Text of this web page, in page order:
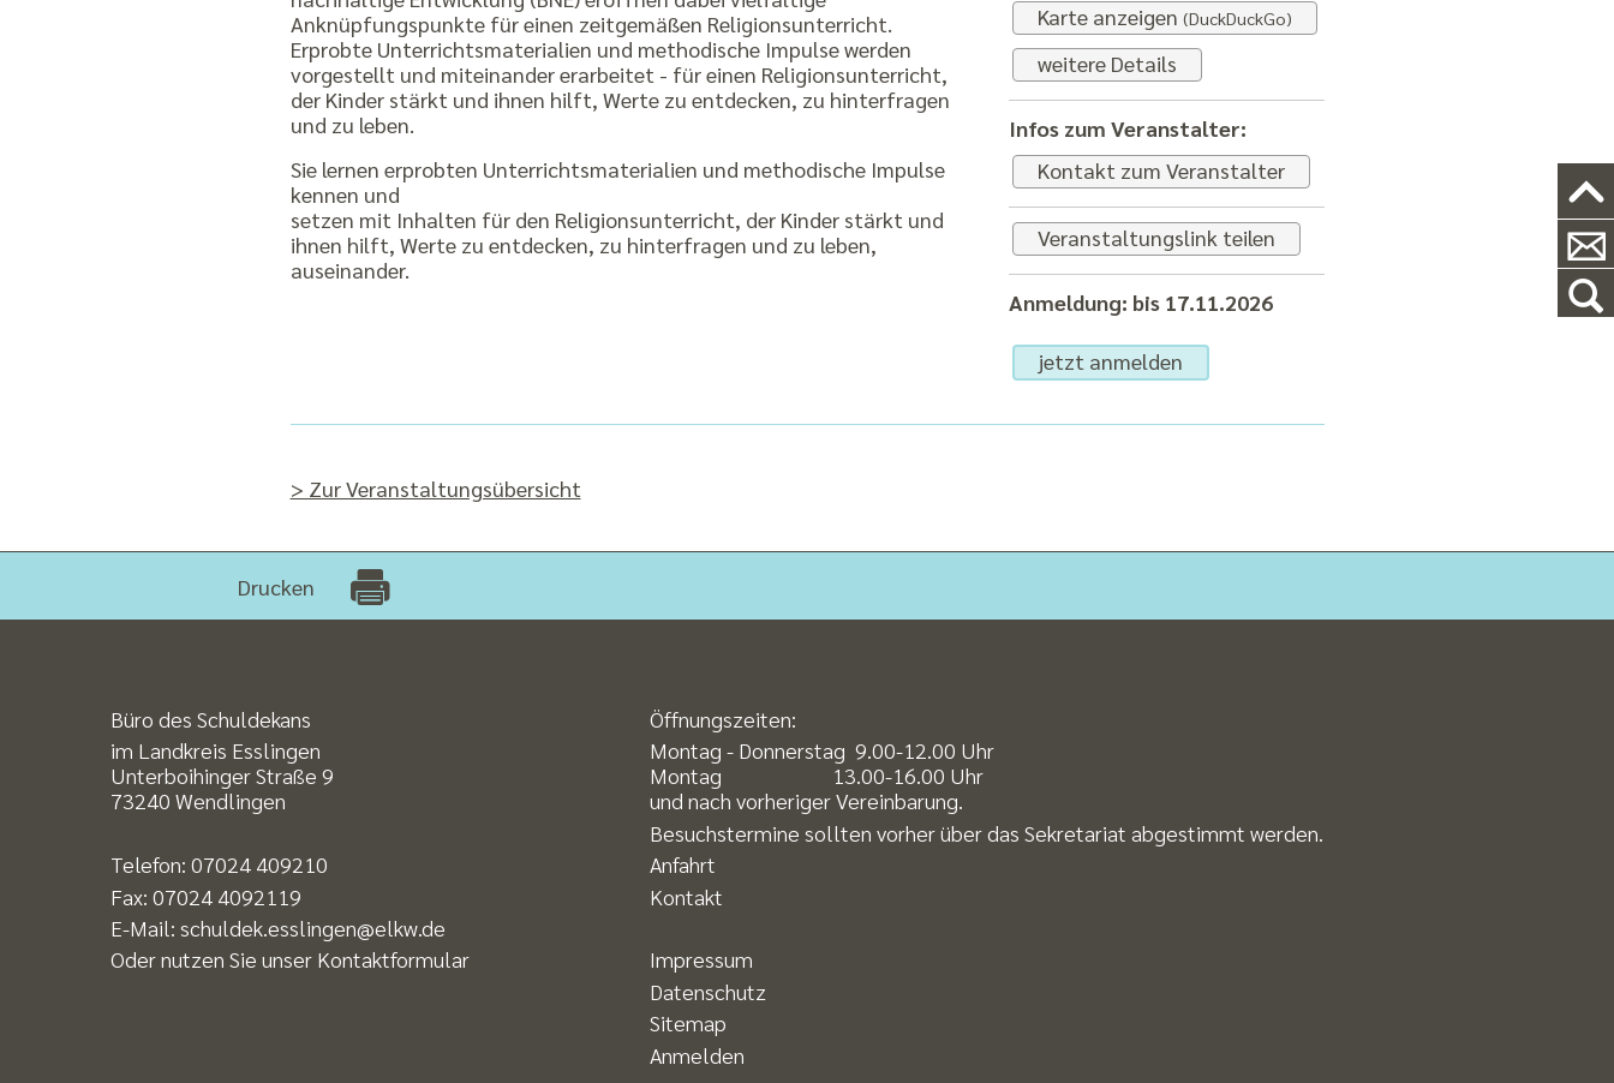
Anknüpfungspunkte für einen zeitgemäßen Religionsunterricht.
Erprobte Unterrichtsmaterialien und methodische Impulse werden
vorgestellt und miteinander erarbeitet - für einen Religionsunterricht,
der Kinder stärkt und ihnen hilft, Werte zu entdecken, zu hinterfragen
und zu leben.
Sie lernen erprobten Unterrichtsmaterialien und methodische Impulse
kennen und
setzen mit Inhalten für den Religionsunterricht, der Kinder stärkt und
ihnen hilft, Werte zu entdecken, zu hinterfragen und zu leben,
auseinander.
Karte anzeigen (DuckDuckGo)
weitere Details
Infos zum Veranstalter:
Kontakt zum Veranstalter
Veranstaltungslink teilen
Anmeldung: bis 17.11.2026
jetzt anmelden
> Zur Veranstaltungsübersicht
Drucken
Büro des Schuldekans
im Landkreis Esslingen
Unterboihinger Straße 9
73240 Wendlingen
Telefon: 07024 409210
Fax: 07024 4092119
E-Mail: schuldek.esslingen@elkw.de
Oder nutzen Sie unser Kontaktformular
Öffnungszeiten:
Montag - Donnerstag 9.00-12.00 Uhr
Montag 13.00-16.00 Uhr
und nach vorheriger Vereinbarung.
Besuchstermine sollten vorher über das Sekretariat abgestimmt werden.
Anfahrt
Kontakt
Impressum
Datenschutz
Sitemap
Anmelden